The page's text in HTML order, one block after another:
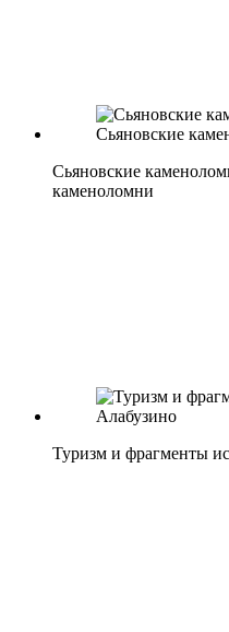
Сьяновские
каменоломни
Туризм и фрагменты